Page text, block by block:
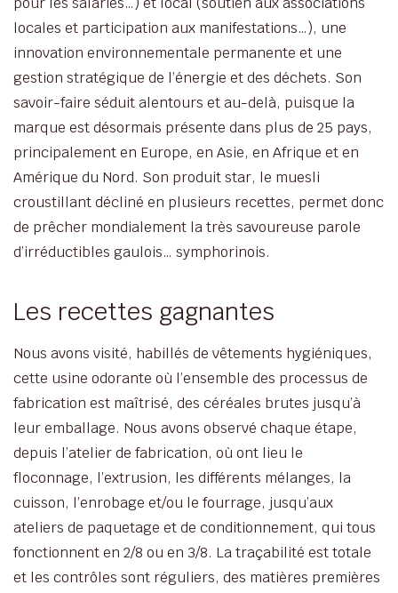
locales et participation aux manifestations…), une
innovation environnementale permanente et une
gestion stratégique de l’énergie et des déchets. Son
savoir-faire séduit alentours et au-delà, puisque la
marque est désormais présente dans plus de 25 pays,
principalement en Europe, en Asie, en Afrique et en
Amérique du Nord. Son produit star, le muesli
croustillant décliné en plusieurs recettes, permet donc
de prêcher mondialement la très savoureuse parole
d’irréductibles gaulois… symphorinois.
Les recettes gagnantes
Nous avons visité, habillés de vêtements hygiéniques,
cette usine odorante où l’ensemble des processus de
fabrication est maîtrisé, des céréales brutes jusqu’à
leur emballage. Nous avons observé chaque étape,
depuis l’atelier de fabrication, où ont lieu le
floconnage, l’extrusion, les différents mélanges, la
cuisson, l’enrobage et/ou le fourrage, jusqu’aux
ateliers de paquetage et de conditionnement, qui tous
fonctionnent en 2/8 ou en 3/8. La traçabilité est totale
et les contrôles sont réguliers, des matières premières